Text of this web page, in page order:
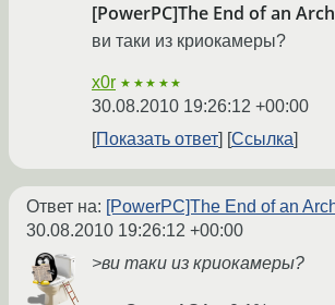
[PowerPC]The End of an
ви таки из криокамеры?
x0r ★★★★★
30.08.2010 19:26:12 +00:00
Показать ответ
Ссылка
Ответ на: [PowerPC]The End of an
30.08.2010 19:26:12 +00:00
>ви таки из криокамеры?